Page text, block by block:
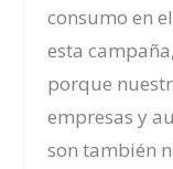
consumo en
esta
porque
empresas y
son también